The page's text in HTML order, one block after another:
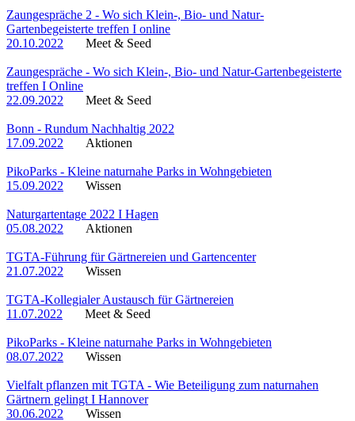
Zaungespräche 2 - Wo sich Klein-, Bio- und Natur-
Gartenbegeisterte treffen I online
20.10.2022
Meet & Seed
Zaungespräche - Wo sich Klein-, Bio- und Natur-Gartenbegeisterte
treffen I Online
22.09.2022
Meet & Seed
Bonn - Rundum Nachhaltig 2022
17.09.2022
Aktionen
PikoParks - Kleine naturnahe Parks in Wohngebieten
15.09.2022
Wissen
Naturgartentage 2022 I Hagen
05.08.2022
Aktionen
TGTA-Führung für Gärtnereien und Gartencenter
21.07.2022
Wissen
TGTA-Kollegialer Austausch für Gärtnereien
11.07.2022
Meet & Seed
PikoParks - Kleine naturnahe Parks in Wohngebieten
08.07.2022
Wissen
Vielfalt pflanzen mit TGTA - Wie Beteiligung zum naturnahen
Gärtnern gelingt I Hannover
30.06.2022
Wissen